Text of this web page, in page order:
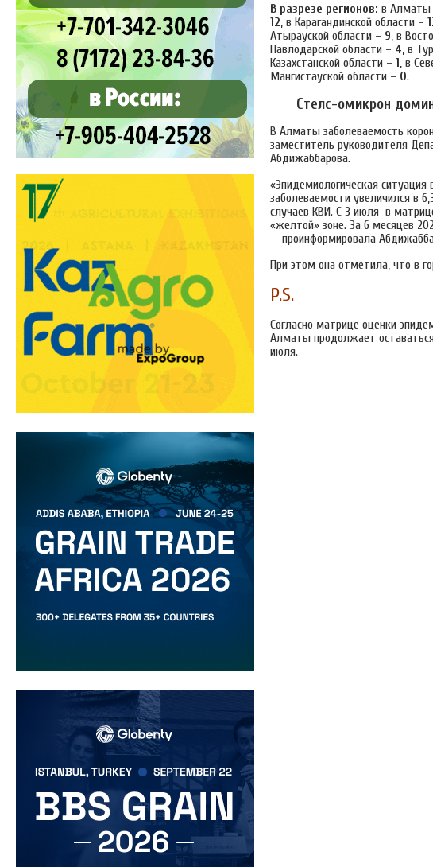
В разрезе регионов: в Алматы
12 , в Карагандинской области –
Атырауской области – 9 , в
Павлодарской области – 4 , в
Казахстанской области – 1 , в
Мангистауской области – 0.
Стелс-омикрон
В Алматы заболеваемость
заместитель руководителя
Абдижаббарова.
«Эпидемиологическая
заболеваемости увеличился в
случаев КВИ. С 3 июля в
«желтой» зоне. За 6 месяцев
— проинформировала
При этом она отметила, что в
P.S.
Согласно матрице оценки
Алматы продолжает
июля.